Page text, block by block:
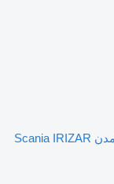
باص النقل بين المدن Scania IRIZAR